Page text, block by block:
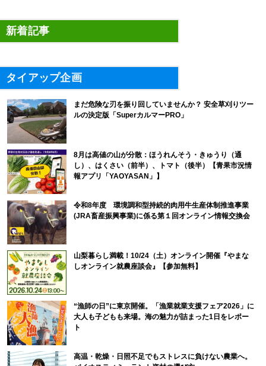
新着記事
タイアップ企画
まだ危険な刃を振り回していませんか？ 安全草刈りツー
ルの決定版「SuperカルマーPRO」
8月は高値の山が分散：ほうれんそう・きゅうり（通
し）、はくさい（前半）、トマト（後半）【青果市況情
報アプリ「YAOYASAN」】
令和8年度 環境調和型持続的肉用牛生産体制推進事業
(JRA畜産振興事業)に係る第１回オンライン情報交換会
山梨暮らし満載！10/24（土）オンライン開催『やまな
しオンライン就農座談会』【参加無料】
“漁師の日”に東京開催。「漁業就業支援フェア2026」に
大人も子どもも来場。海の魅力が詰まった1日をレポー
ト
高温・乾燥・日照不足でもストレスに負けない農業へ。